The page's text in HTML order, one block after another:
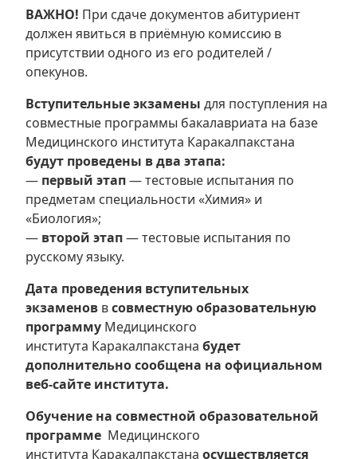
ВАЖНО! При сдаче документов абитуриент
должен явиться в приёмную комиссию в
присутствии одного из его родителей /
опекунов.
Вступительные экзамены для поступления на
совместные программы бакалавриата на базе
Медицинского института Каракалпакстана
будут проведены в два этапа:
— первый этап— тестовые испытания по
предметам специальности «Химия» и
«Биология»;
— второй этап— тестовые испытания по
русскому языку.
Дата проведения вступительных
экзаменов всовместную образовательную
программу Медицинского
института Каракалпакстана будет
дополнительно сообщена на официальном
веб-сайте института.
Обучение на совместной образовательной
программе Медицинского
института Каракалпакстана осуществляется